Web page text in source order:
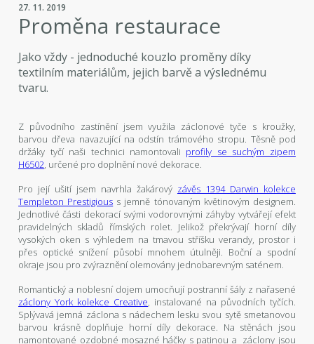
27. 11. 2019
Proměna restaurace
Jako vždy - jednoduché kouzlo proměny díky
textilním materiálům, jejich barvě a výslednému
tvaru.
Z původního zastínění jsem využila záclonové tyče s kroužky,
barvou dřeva navazující na odstín trámového stropu. Těsně pod
držáky tyčí naši technici namontovali profily se suchým zipem
H6502, určené pro doplnění nové dekorace.
Pro její ušití jsem navrhla žakárový závěs 1394 Darwin kolekce
Templeton Prestigious s jemně tónovaným květinovým designem.
Jednotlivé části dekorací svými vodorovnými záhyby vytvářejí efekt
pravidelných skladů římských rolet. Jelikož překrývají horní díly
vysokých oken s výhledem na tmavou stříšku verandy, prostor i
přes optické snížení působí mnohem útulněji. Boční a spodní
okraje jsou pro zvýraznění olemovány jednobarevným saténem.
Romantický a noblesní dojem umocňují postranní šály z nařasené
záclony York kolekce Creative, instalované na původních tyčích.
Splývavá jemná záclona s nádechem lesku svou sytě smetanovou
barvou krásně doplňuje horní díly dekorace. Na stěnách jsou
namontované ozdobné mosazné háčky s patinou a záclony jsou